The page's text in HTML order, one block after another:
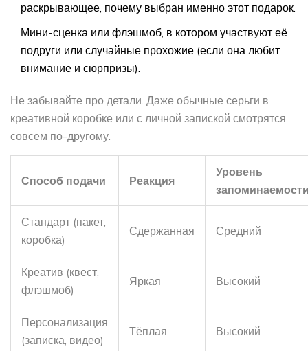
раскрывающее, почему выбран именно этот подарок.
Мини-сценка или флэшмоб, в котором участвуют её
подруги или случайные прохожие (если она любит
внимание и сюрпризы).
Не забывайте про детали. Даже обычные серьги в
креативной коробке или с личной запиской смотрятся
совсем по-другому.
Способ подачи Реакция
Уровень
Стандарт (пакет,
коробка)
Сдержанная Средний
Креатив (квест,
флэшмоб)
Яркая Высокий
Персонализация
(записка, видео)
Тёплая Высокий